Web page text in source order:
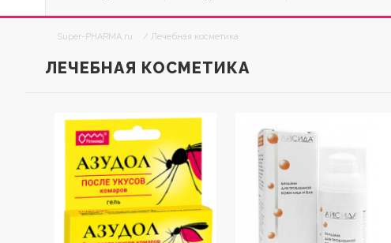
Super-PHARMA.ru / Лечебная косметика
ЛЕЧЕБНАЯ КОСМЕТИКА